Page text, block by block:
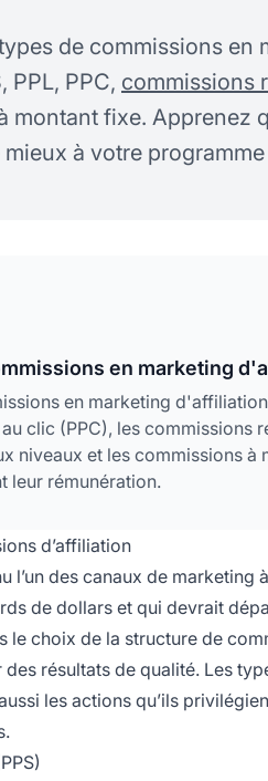
de commissions en
PPL, PPC, commissions
montant fixe. Apprenez
à votre programme
en marketing
en marketing
clic (PPC), les commissions
niveaux et les commissions
leur rémunération.
d’affiliation
l’un des canaux de
de dollars et qui devrait
le choix de la structure de
résultats de qualité. Les
les actions qu’ils